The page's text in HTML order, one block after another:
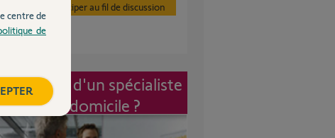
Participer au fil de discussion
d'un spécialiste
à mon domicile ?
centre de
de